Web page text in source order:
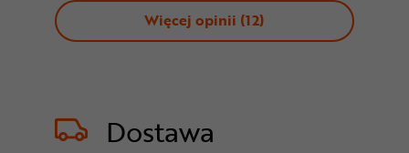
Więcej opinii (12)
Dostawa